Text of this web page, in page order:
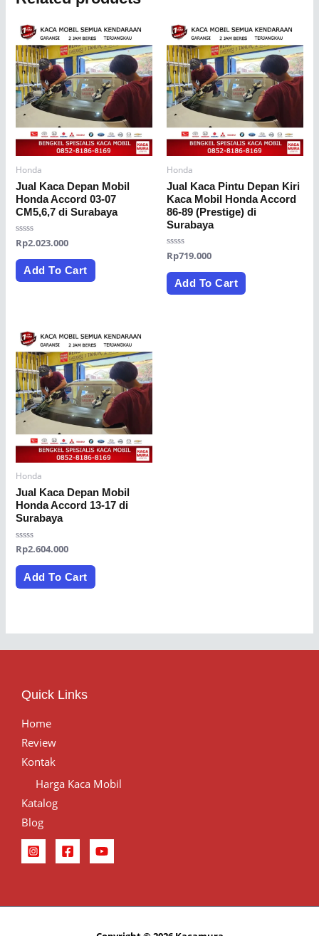
Honda
Jual Kaca Depan Mobil
Honda Accord 03-07
CM5,6,7 di Surabaya
Rated
0
out
Rp2.023.000
Add To Cart
Honda
Jual Kaca Pintu Depan Kiri
Kaca Mobil Honda Accord
86-89 (Prestige) di
Surabaya
Rated
0
out
Rp719.000
Add To Cart
Honda
Jual Kaca Depan Mobil
Honda Accord 13-17 di
Surabaya
Rated
out
Rp2.604.000
Add To Cart
Quick Links
Home
Review
Kontak
Harga Kaca Mobil
Katalog
Blog